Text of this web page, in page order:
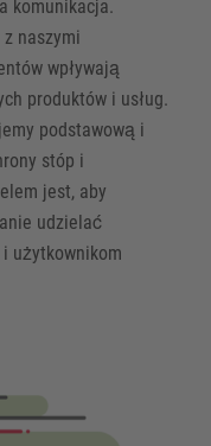
komunikacja.
naszymi
wpływają
produktów i usług.
podstawową i
stóp i
jest, aby
udzielać
użytkownikom